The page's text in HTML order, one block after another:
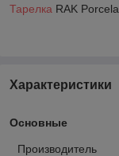
Тарелка RAK
Характеристики
Основные
Производитель